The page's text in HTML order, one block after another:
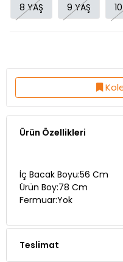
8 YAŞ 9 YAŞ
Ürün Özellikleri
İç Bacak Boyu:56 Cm
Ürün Boy:78 Cm
Fermuar:Yok
Teslimat